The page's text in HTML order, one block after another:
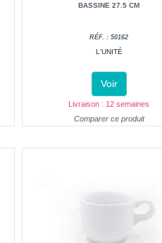
BASSINE 27.5 CM
RÉF. : 50162
L'UNITÉ
Voir
Livraison : 12 semaines
Comparer ce produit